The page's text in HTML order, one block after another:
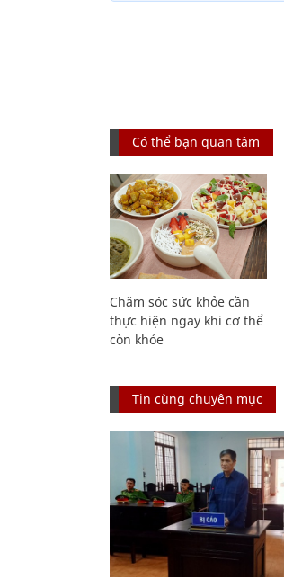
Có thể bạn quan tâm
Chăm sóc sức khỏe cần
thực hiện ngay khi cơ thể
còn khỏe
Tin cùng chuyên mục